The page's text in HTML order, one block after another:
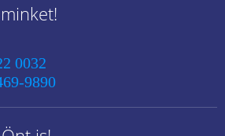
0032
9890